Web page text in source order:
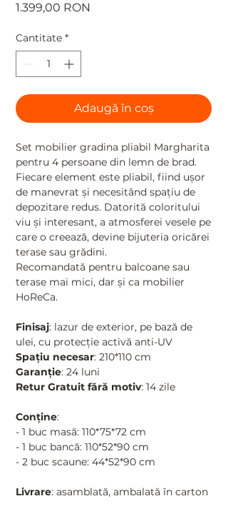
1.399,00 RON
Cantitate *
Adaugă în coș
Set mobilier gradina pliabil Margharita
pentru 4 persoane din lemn de brad.
Fiecare element este pliabil, fiind uşor
de manevrat şi necesitând spaţiu de
depozitare redus. Datorită coloritului
viu şi interesant, a atmosferei vesele pe
care o creează, devine bijuteria oricărei
terase sau grădini.
Recomandată pentru balcoane sau
terase mai mici, dar şi ca mobilier
HoReCa.
Finisaj: lazur de exterior, pe bază de
ulei, cu protecţie activă anti-UV
Spaţiu necesar: 210*110 cm
Garanție: 24 luni
Retur Gratuit fără motiv: 14 zile
Conţine:
- 1 buc masă: 110*75*72 cm
- 1 buc bancă: 110*52*90 cm
- 2 buc scaune: 44*52*90 cm
Livrare: asamblată, ambalată în carton